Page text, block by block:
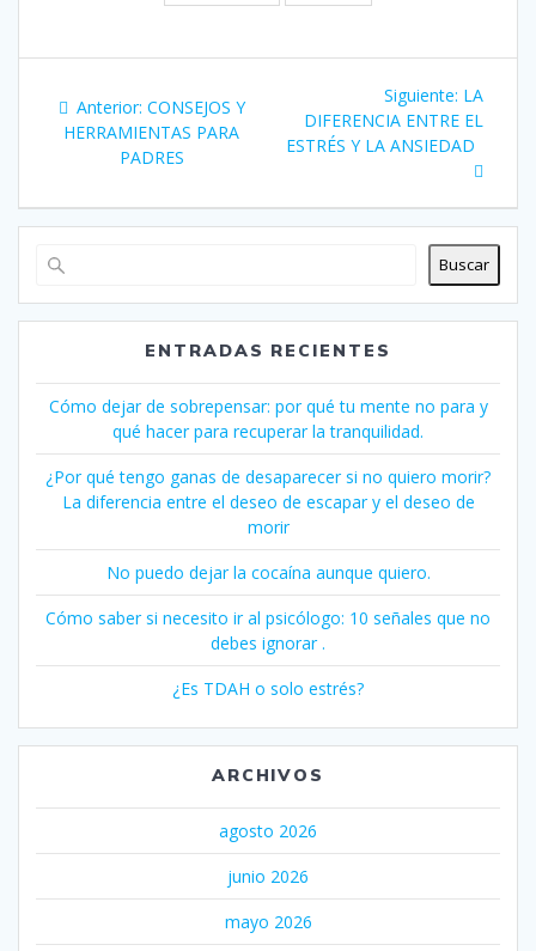
de
entradas
Anterior: Entrada
anterior:
CONSEJOS Y
HERRAMIENTAS PARA
PADRES
Siguiente: Siguiente
entrada:
LA
DIFERENCIA ENTRE EL
ESTRÉS Y LA ANSIEDAD
Buscar
ENTRADAS RECIENTES
Cómo dejar de sobrepensar: por qué tu mente no para y
qué hacer para recuperar la tranquilidad.
¿Por qué tengo ganas de desaparecer si no quiero morir?
La diferencia entre el deseo de escapar y el deseo de
morir
No puedo dejar la cocaína aunque quiero.
Cómo saber si necesito ir al psicólogo: 10 señales que no
debes ignorar .
¿Es TDAH o solo estrés?
ARCHIVOS
agosto 2026
junio 2026
mayo 2026